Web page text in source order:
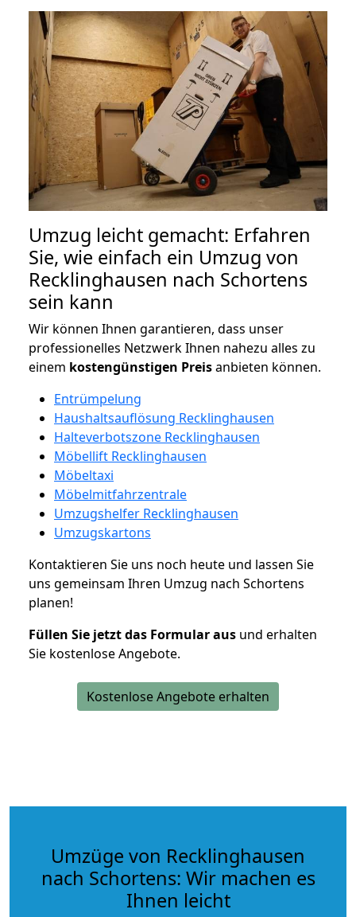
Umzug leicht gemacht: Erfahren
Sie, wie einfach ein Umzug von
Recklinghausen nach Schortens
sein kann
Wir können Ihnen garantieren, dass unser
professionelles Netzwerk Ihnen nahezu alles zu
einem kostengünstigen Preisanbieten können.
Entrümpelung
Haushaltsauflösung Recklinghausen
Halteverbotszone Recklinghausen
Möbellift Recklinghausen
Möbeltaxi
Möbelmitfahrzentrale
Umzugshelfer Recklinghausen
Umzugskartons
Kontaktieren Sie uns noch heute und lassen Sie
uns gemeinsam Ihren Umzug nach Schortens
planen!
Füllen Sie jetzt das Formular aus und erhalten
Sie kostenlose Angebote.
Kostenlose Angebote erhalten
Umzüge von Recklinghausen
nach Schortens: Wir machen es
Ihnen leicht